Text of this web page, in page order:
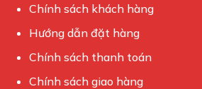
Chính sách khách hàng
Hướng dẫn đặt hàng
Chính sách thanh toán
Chính sách giao hàng